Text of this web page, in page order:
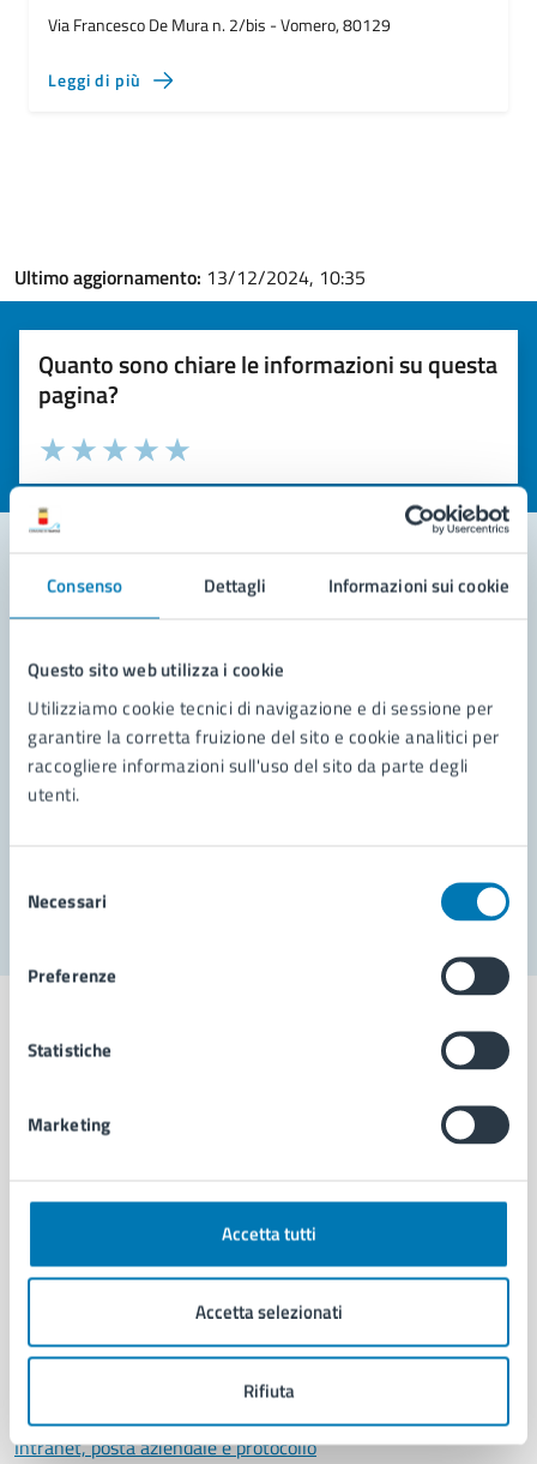
Consenso Dettagli Informazioni sui cookie
Questo sito web utilizza i cookie
Utilizziamo cookie tecnici di navigazione e di sessione per
garantire la corretta fruizione del sito e cookie analitici per
raccogliere informazioni sull'uso del sito da parte degli
utenti.
delNecessari
Preferenze
Statistiche
Marketing
Accetta tutti
Accetta selezionati
Rifiuta
Via Francesco De Mura n. 2/bis - Vomero, 80129
Leggi di più
Ultimo aggiornamento: 13/12/2024, 10:35
Quanto sono chiare le informazioni su questa
pagina?
Valuta la chiarezza delle informazioni (da 1 a 5 stelle)
Seleziona il numero di stelle per valutare la chiarezza delle
Valuta 5 stelle su 5
Valuta 4 stelle su 5
Valuta 3 stelle su 5
Valuta 2 stelle su 5
Valuta 1 stelle su 5
Contatta il comune
Leggi le domande frequenti
Richiedi assistenza
Prenota appuntamento
Municipalità
Politici
Documenti e dati
Intranet, posta aziendale e protocollo